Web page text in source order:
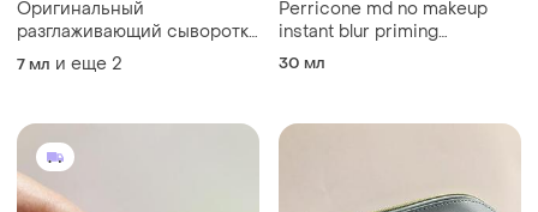
Оригинальный
разглаживающий сыворотка
для лица perricone md
hypoallergenic clean
restorative serum
7 мл и еще 2
Perricone md no makeup
instant blur priming
moisturizer зволожуючий
30 мл